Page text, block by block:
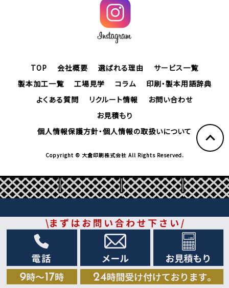
TOP 会社概要 選ばれる理由
サービス一覧
製本加工一覧
工場見学 コラム
印刷・製本用語辞典
よくある質問
リクルート情報
お問い合わせ
お見積もり
個人情報保護方針・個人情報の取扱いについて
Copyright © 大倉印刷株式会社 All Rights Reserved.